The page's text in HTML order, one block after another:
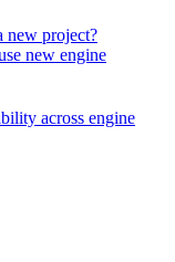
new project?
new engine
across engine